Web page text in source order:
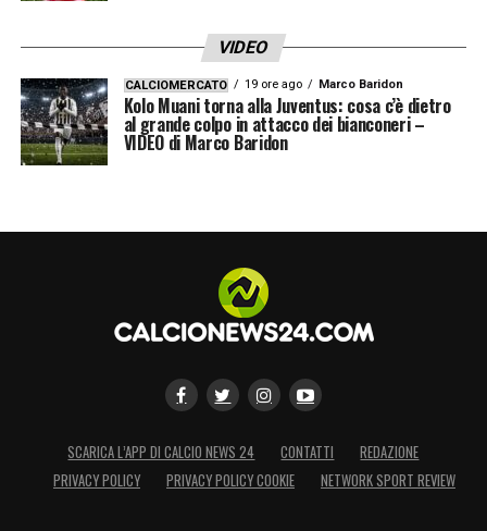
VIDEO
CALCIOMERCATO 19 ore ago Marco Baridon
Kolo Muani torna alla Juventus: cosa c’è dietro
al grande colpo in attacco dei bianconeri –
VIDEO di Marco Baridon
SCARICA L’APP DI CALCIO NEWS 24 CONTATTI
REDAZIONE
PRIVACY POLICY
PRIVACY POLICY COOKIE NETWORK SPORT REVIEW